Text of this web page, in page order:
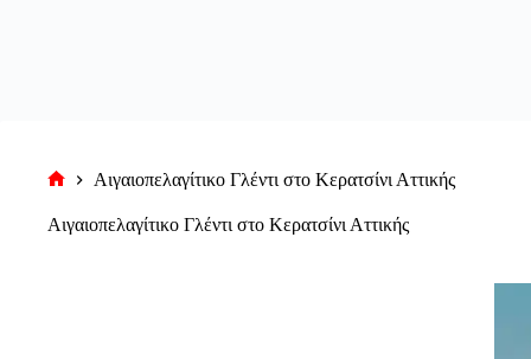
σελίδα
Αιγαιοπελαγίτικο Γλέντι στο Κερατσίνι Αττικής
Αιγαιοπελαγίτικο Γλέντι στο Κερατσίνι Αττικής